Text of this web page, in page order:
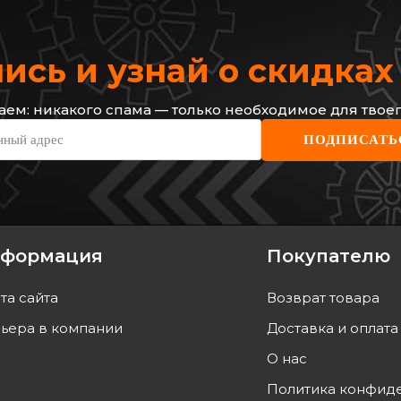
(комплект
Renault
Код: 0 986 479 001
3 448 грн
3 104 грн
Код:
2 317
2
и узнай о
никакого спама — только необходимое для
адрес
сайта
в компании
Покупателю
Возврат товара
Доставка и оплата
О нас
Политика